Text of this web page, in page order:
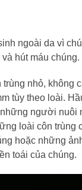
ngoài da vì
hút máu chúng.
trùng nhỏ, không
tùy theo loài.
người nuôi
loài côn trùng
hoặc những
toái của chúng.